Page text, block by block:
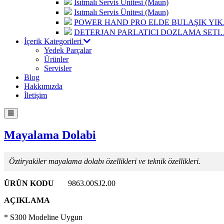
Isıtmalı Servis Ünitesi (Maun)
Isıtmalı Servis Ünitesi (Maun)
POWER HAND PRO ELDE BULAŞIK
DETERJAN PARLATICI DOZLAMA
İçerik Kategorileri
Yedek Parçalar
Ürünler
Servisler
Blog
Hakkımızda
İletişim
Mayalama Dolabi
Öztiryakiler mayalama dolabı özellikleri ve teknik özellikleri.
ÜRÜN KODU
9863.00SJ2.00
AÇIKLAMA
* S300 Modeline Uygun